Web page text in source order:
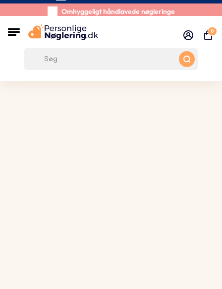
Forsendelse inden for 48 timer
Omhyggeligt håndlavede nøgleringe
Kundeanmeldelser: 0